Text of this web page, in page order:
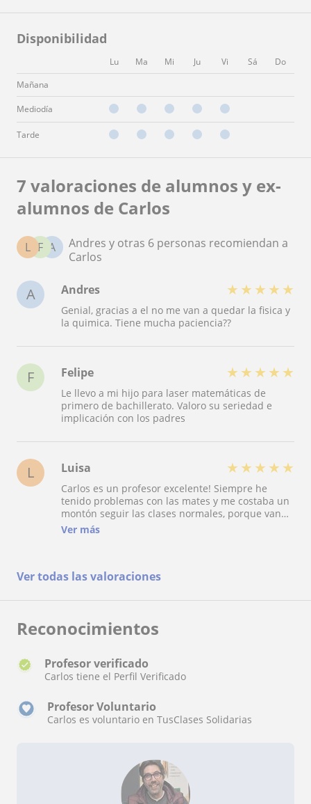
Disponibilidad
Lu Ma Mi Ju Vi Sá
Do
Mañana
Mediodía
Tarde
7 valoraciones de alumnos y ex-
alumnos de Carlos
A
F
L
Andres y otras 6 personas recomiendan a
Carlos
A Andres ★ ★ ★ ★ ★
Genial, gracias a el no me van a quedar la fisica y
la quimica. Tiene mucha paciencia??
F Felipe ★ ★ ★ ★ ★
Le llevo a mi hijo para laser matemáticas de
primero de bachillerato. Valoro su seriedad e
implicación con los padres
L Luisa ★ ★ ★ ★ ★
Carlos es un profesor excelente! Siempre he
tenido problemas con las mates y me costaba un
montón seguir las clases normales, porque van
demasiado rápido para mi y no lograba entender
he vuelto a suspender ningún examen y ahora
Ver más
Ver todas las valoraciones
Reconocimientos
Profesor verificado
Carlos tiene el Perfil Verificado
Profesor Voluntario
Carlos es voluntario en TusClases Solidarias